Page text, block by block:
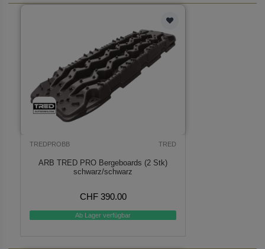
TREDPROBB TRED
ARB TRED PRO Bergeboards (2 Stk)
schwarz/schwarz
CHF 390.00
Ab Lager verfügbar